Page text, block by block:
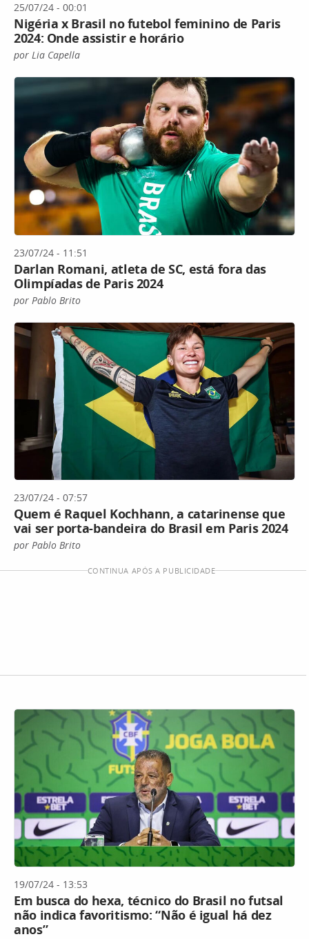
25/07/24 - 00:01
Nigéria x Brasil no futebol feminino de Paris
2024: Onde assistir e horário
por Lia Capella
23/07/24 - 11:51
Darlan Romani, atleta de SC, está fora das
Olimpíadas de Paris 2024
por Pablo Brito
23/07/24 - 07:57
Quem é Raquel Kochhann, a catarinense que
vai ser porta-bandeira do Brasil em Paris 2024
por Pablo Brito
CONTINUA APÓS A PUBLICIDADE
19/07/24 - 13:53
Em busca do hexa, técnico do Brasil no futsal
não indica favoritismo: “Não é igual há dez
anos”